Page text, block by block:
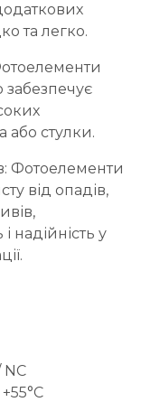
та легко.
забезпечує
або стулки.
Фотоелементи
від опадів,
надійність у
NC